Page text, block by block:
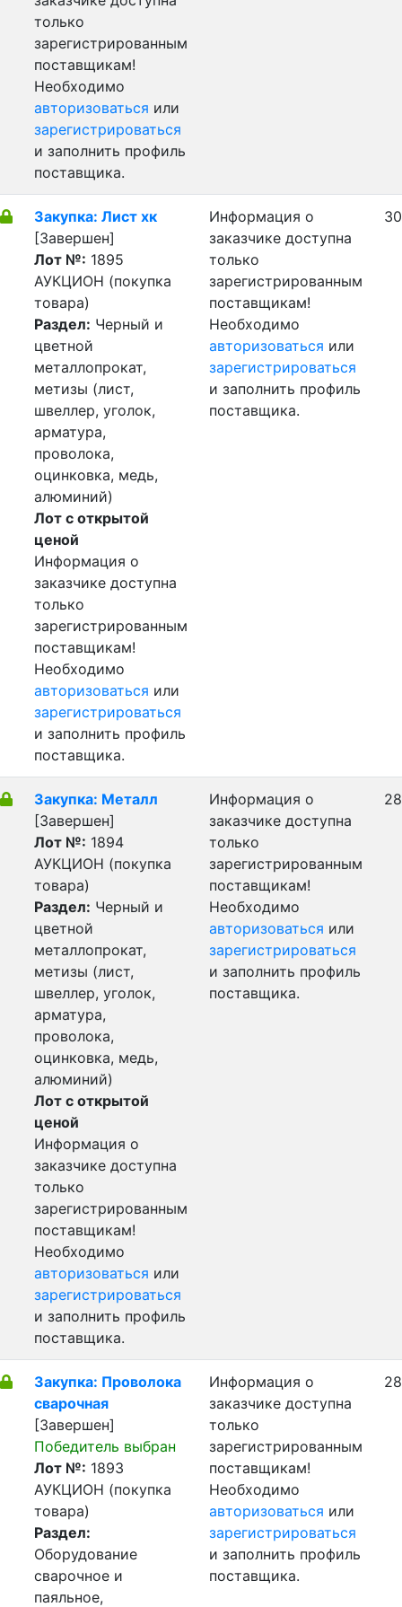
только
зарегистрированным
поставщикам!
Необходимо
авторизоваться или
зарегистрироваться
и заполнить профиль
поставщика.
Закупка: Лист хк
[Завершен]
Лот №: 1895
АУКЦИОН (покупка
товара)
Раздел: Черный и
цветной
металлопрокат,
метизы (лист,
швеллер, уголок,
арматура,
проволока,
оцинковка, медь,
алюминий)
Лот с открытой
ценой
Информация о
заказчике доступна
только
зарегистрированным
поставщикам!
Необходимо
авторизоваться или
зарегистрироваться
и заполнить профиль
поставщика.
Информация о
заказчике доступна
только
зарегистрированным
поставщикам!
Необходимо
авторизоваться или
зарегистрироваться
и заполнить профиль
поставщика.
Закупка: Металл
[Завершен]
Лот №: 1894
АУКЦИОН (покупка
товара)
Раздел: Черный и
цветной
металлопрокат,
метизы (лист,
швеллер, уголок,
арматура,
проволока,
оцинковка, медь,
алюминий)
Лот с открытой
ценой
Информация о
заказчике доступна
только
зарегистрированным
поставщикам!
Необходимо
авторизоваться или
зарегистрироваться
и заполнить профиль
поставщика.
Информация о
заказчике доступна
только
зарегистрированным
поставщикам!
Необходимо
авторизоваться или
зарегистрироваться
и заполнить профиль
поставщика.
Закупка: Проволока
сварочная
[Завершен]
Победитель выбран
Лот №: 1893
АУКЦИОН (покупка
товара)
Раздел:
Оборудование
сварочное и
паяльное,
Информация о
заказчике доступна
только
зарегистрированным
поставщикам!
Необходимо
авторизоваться или
зарегистрироваться
и заполнить профиль
поставщика.